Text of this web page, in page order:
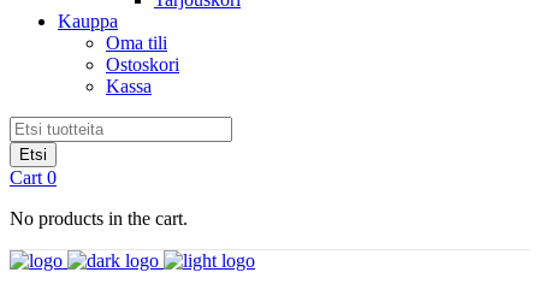
Kauppa
Oma tili
Ostoskori
Kassa
Cart 0
No products in the cart.